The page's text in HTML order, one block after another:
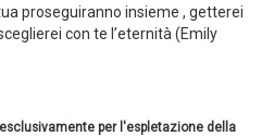
proseguiranno insieme , getterei
con te l’eternità (Emily
per l'espletazione della